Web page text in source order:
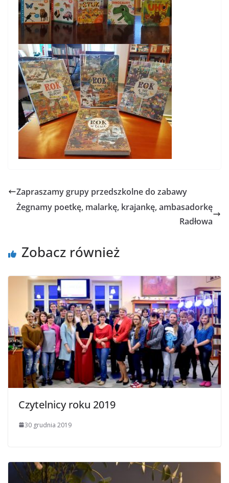
Zapraszamy grupy przedszkolne do zabawy
Żegnamy poetkę, malarkę, krajankę, ambasadorkę
Radłowa
Zobacz również
Czytelnicy roku 2019
30 grudnia 2019